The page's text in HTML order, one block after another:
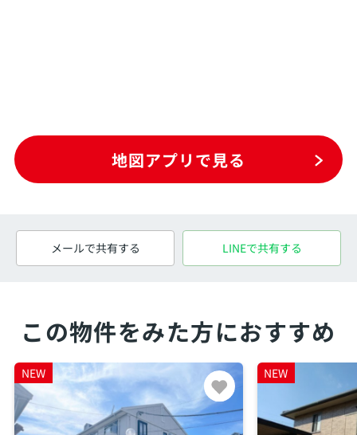
地図アプリで見る
メールで共有する LINEで共有する
この物件をみた方におすすめ
NEW NEW